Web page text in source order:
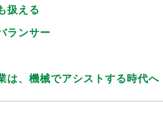
扱える
ランサー
は、機械でアシストする時代へ